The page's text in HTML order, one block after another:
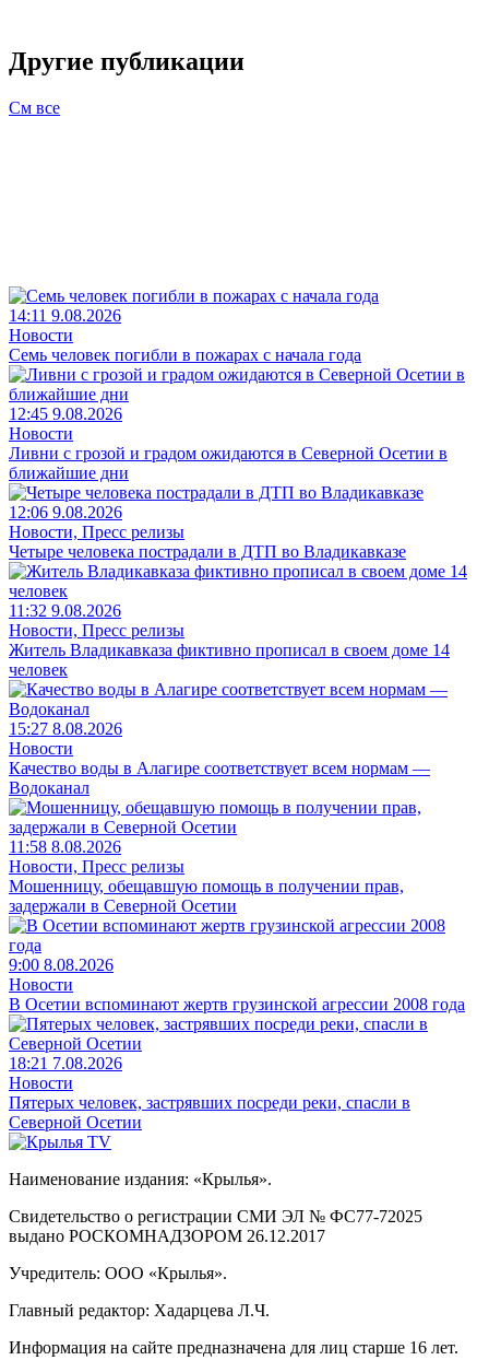
Другие публикации
См все
14:11 9.08.2026
Новости
Семь человек погибли в пожарах с начала года
12:45 9.08.2026
Новости
Ливни с грозой и градом ожидаются в Северной Осетии в
ближайшие дни
12:06 9.08.2026
Новости, Пресс релизы
Четыре человека пострадали в ДТП во Владикавказе
11:32 9.08.2026
Новости, Пресс релизы
Житель Владикавказа фиктивно прописал в своем доме 14
человек
15:27 8.08.2026
Новости
Качество воды в Алагире соответствует всем нормам —
Водоканал
11:58 8.08.2026
Новости, Пресс релизы
Мошенницу, обещавшую помощь в получении прав,
задержали в Северной Осетии
9:00 8.08.2026
Новости
В Осетии вспоминают жертв грузинской агрессии 2008 года
18:21 7.08.2026
Новости
Пятерых человек, застрявших посреди реки, спасли в
Северной Осетии
Наименование издания: «Крылья».
Свидетельство о регистрации СМИ ЭЛ № ФС77-72025
выдано РОСКОМНАДЗОРОМ 26.12.2017
Учредитель: ООО «Крылья».
Главный редактор: Хадарцева Л.Ч.
Информация на сайте предназначена для лиц старше 16 лет.